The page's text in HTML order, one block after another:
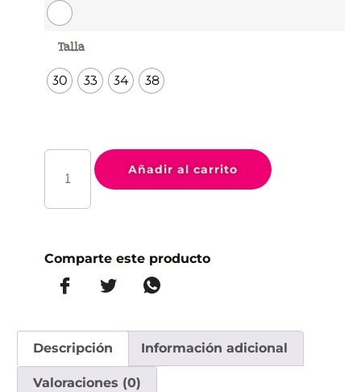
Talla
30 33 34 38
Añadir al carrito
Comparte este producto
Descripción Información adicional
Valoraciones (0)